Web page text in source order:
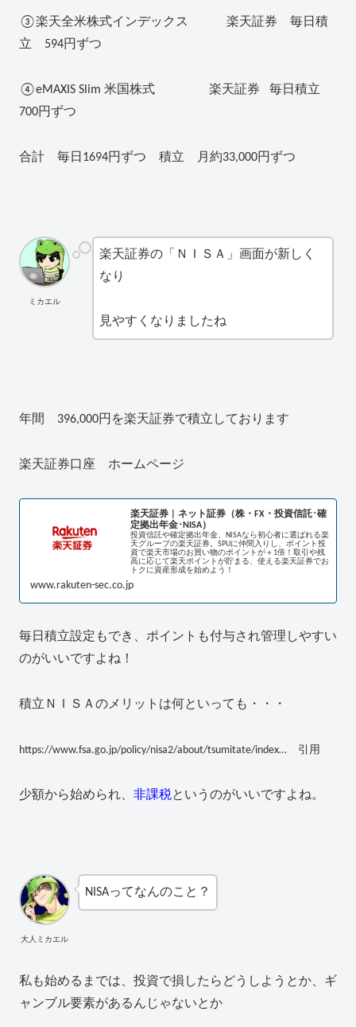
③楽天全米株式インデックス 楽天証券 毎日積
立 594円ずつ
④eMAXIS Slim 米国株式 楽天証券 毎日積立
700円ずつ
合計 毎日1694円ずつ 積立 月約33,000円ずつ
ミカエル
楽天証券の「ＮＩＳＡ」画面が新しく
なり
見やすくなりましたね
年間 396,000円を楽天証券で積立しております
楽天証券口座 ホームページ
楽天証券 | ネット証券（株・FX・投資信託･確
定拠出年金･NISA）
投資信託や確定拠出年金、NISAなら初心者に選ばれる楽
天グループの楽天証券。SPUに仲間入りし、ポイント投
資で楽天市場のお買い物のポイントが＋1倍！取引や残
高に応じて楽天ポイントが貯まる、使える楽天証券でお
トクに資産形成を始めよう！
www.rakuten-sec.co.jp
毎日積立設定もでき、ポイントも付与され管理しやすい
のがいいですよね！
積立ＮＩＳＡのメリットは何といっても・・・
https://www.fsa.go.jp/policy/nisa2/about/tsumitate/index… 引用
少額から始められ、 非課税というのがいいですよね。
大人ミカエル
NISAってなんのこと？
私も始めるまでは、投資で損したらどうしようとか、ギ
ャンブル要素があるんじゃないとか